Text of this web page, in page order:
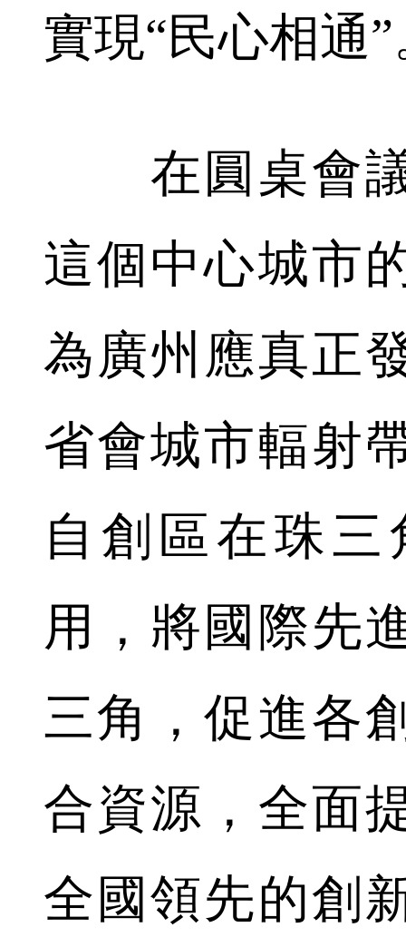
實現“民心相通
在圓桌會議
這個中心城市
為廣州應真正
省會城市輻射
自創區在珠
用，將國際先
三角，促進各
合資源，全面
全國領先的創